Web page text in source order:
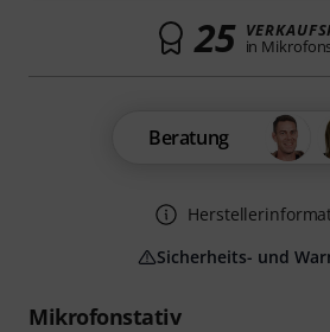
Mikrofonstativ
25 in
Beratung
Sicherheits- und